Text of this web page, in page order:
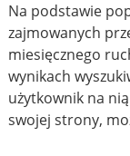
Na podstawie
zajmowanych
miesięcznego
wynikach
użytkownik na
swojej strony,